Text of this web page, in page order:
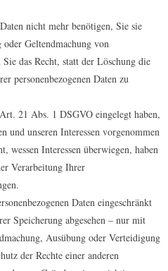
nicht mehr benötigen, Sie sie
Geltendmachung von
das Recht, statt der Löschung die
personenbezogenen Daten zu
21 Abs. 1 DSGVO eingelegt haben,
und unseren Interessen vorgenommen
wessen Interessen überwiegen, haben
Verarbeitung Ihrer
Daten eingeschränkt
Speicherung abgesehen – nur mit
Ausübung oder Verteidigung
der Rechte einer anderen